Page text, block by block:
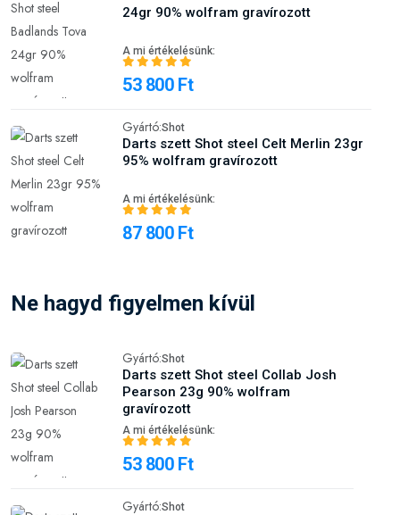
24gr 90% wolfram gravírozott
A mi értékelésünk:
53 800 Ft
Gyártó:Shot
Darts szett Shot steel Celt Merlin 23gr
95% wolfram gravírozott
A mi értékelésünk:
87 800 Ft
Ne hagyd figyelmen kívül
Gyártó:Shot
Darts szett Shot steel Collab Josh
Pearson 23g 90% wolfram
gravírozott
A mi értékelésünk:
53 800 Ft
Gyártó:Shot